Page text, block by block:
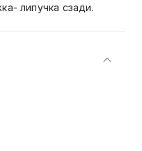
липучка сзади.